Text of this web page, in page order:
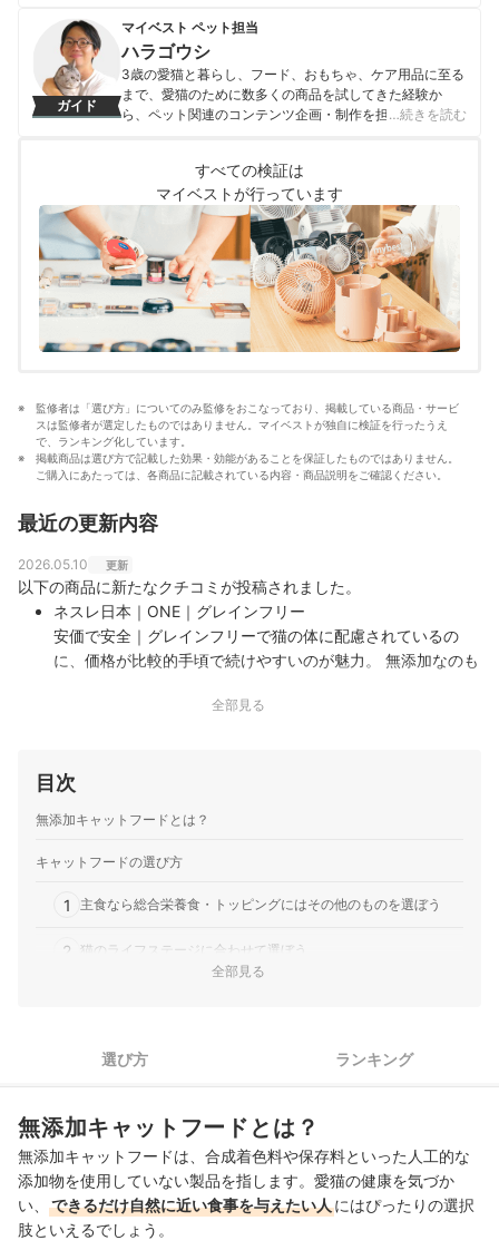
常勤講師。
彦坂道子のプロフィール
ガイド
マイベスト ペット担当
ハラゴウシ
3歳の愛猫と暮らし、フード、おもちゃ、ケア用品に至る
まで、愛猫のために数多くの商品を試してきた経験か
ら、ペット関連のコンテンツ企画・制作を担当。「言葉
ハラゴウシのプロフィール
…続きを読む
すべての検証は
マイベストが行っています
監修者は「選び方」についてのみ監修をおこなっており、掲載している商品・サービ
スは監修者が選定したものではありません。マイベストが独自に検証を行ったうえ
で、ランキング化しています。
掲載商品は選び方で記載した効果・効能があることを保証したものではありません。
ご購入にあたっては、各商品に記載されている内容・商品説明をご確認ください。
最近の更新内容
2026.05.10 更新
以下の商品に新たなクチコミが投稿されました。
ネスレ日本｜ONE｜グレインフリー
安価で安全｜グレインフリーで猫の体に配慮されているの
に、価格が比較的手頃で続けやすいのが魅力。 無添加なのも
きも良く、コスパと安全性のバランスがとても良いと感じて
用
ていますが、食いつきがとても良く、しっかり食べてくれま
す。 高たんぱくで栄養バランスも考えられており、成長期の
けやすく、分包タイプで鮮度を保ちやすい点も便利です。
乳期 まぐろ
離乳期でも食べやすい安心ごはん｜とろっとした柔らかい仕
も安心。 食いつきも良く、離乳期の栄養補給にぴったりだと
全部見る
目次
無添加キャットフードとは？
キャットフードの選び方
1 主食なら総合栄養食・トッピングにはその他のものを選ぼう
2 猫のライフステージに合わせて選ぼう
5 猫の健康状態や悩みに合わせて選ぼう
無添加キャットフード全73商品おすすめ人気ランキング
売れ筋の人気無添加キャットフード全73商品を徹底比較！
無添加キャットフードの売れ筋ランキングもチェック！
全部見る
選び方 ランキング
無添加キャットフードとは？
無添加キャットフードは、合成着色料や保存料といった人工的な
添加物を使用していない製品を指します。愛猫の健康を気づか
い、
できるだけ自然に近い食事を与えたい人にはぴったりの選択
肢といえるでしょう。